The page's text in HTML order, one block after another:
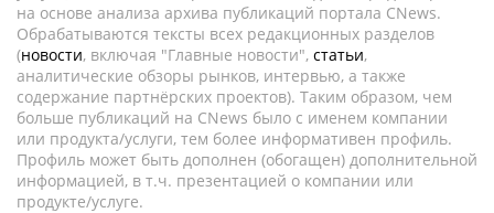
на основе анализа архива публикаций портала CNews.
Обрабатываются тексты всех редакционных разделов
(новости, включая "Главные новости", статьи,
аналитические обзоры рынков, интервью, а также
содержание партнёрских проектов). Таким образом, чем
больше публикаций на CNews было с именем компании
или продукта/услуги, тем более информативен профиль.
Профиль может быть дополнен (обогащен) дополнительной
информацией, в т.ч. презентацией о компании или
продукте/услуге.